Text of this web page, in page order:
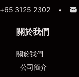
+65 3125 2302 •
關於我們
關於我們
公司簡介